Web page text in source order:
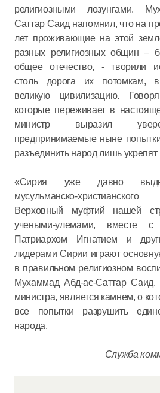
религиозными лозунгами.
Саттар Саид напомнил, что на
лет проживающие на этой
разных религиозных общин –
общее отечество, - творили
столь дорога их потомкам,
великую цивилизацию.
которые переживает в
министр выразил
предпринимаемые ныне
разъединить народ лишь укрепят
«Сирия уже давно
мусульманско-
Верховный муфтий нашей
учеными-улемами, вместе с
Патриархом Игнатием и
лидерами Сирии играют
в правильном религиозном
Мухаммад Абд-ас-Саттар
министра, является камнем, о
все попытки разрушить
народа.
Служба